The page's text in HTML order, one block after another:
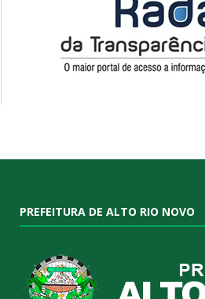
PREFEITURA DE ALTO RIO NOVO